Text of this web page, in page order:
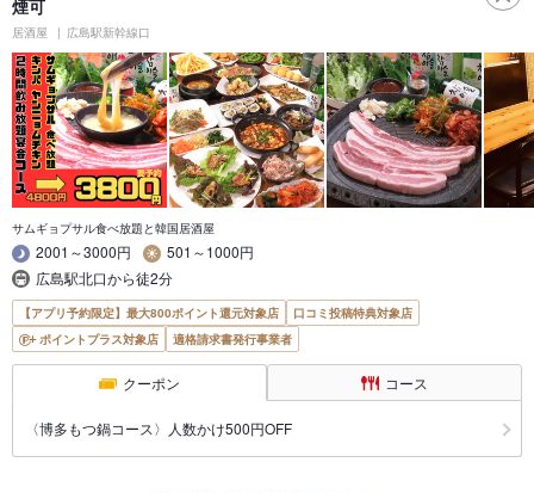
煙可
居酒屋 広島駅新幹線口
サムギョプサル食べ放題と韓国居酒屋
2001～3000円
501～1000円
広島駅北口から徒2分
【アプリ予約限定】最大800ポイント還元対象店
口コミ投稿特典対象店
ポイントプラス対象店
適格請求書発行事業者
クーポン コース
〈博多もつ鍋コース〉人数かけ500円OFF